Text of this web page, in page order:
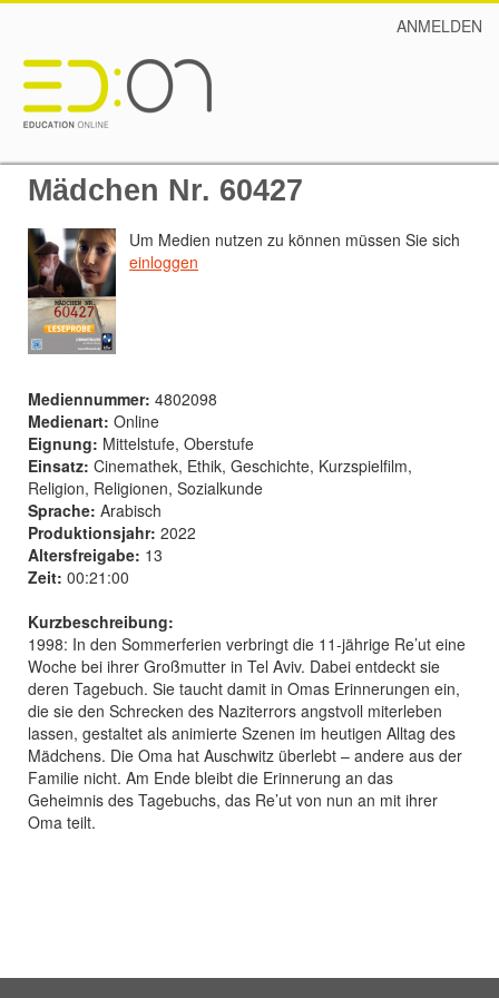
ANMELDEN
Mädchen Nr. 60427
Um Medien nutzen zu können müssen Sie sich
einloggen
Mediennummer: 4802098
Medienart: Online
Eignung: Mittelstufe, Oberstufe
Einsatz: Cinemathek, Ethik, Geschichte, Kurzspielfilm,
Religion, Religionen, Sozialkunde
Sprache: Arabisch
Produktionsjahr: 2022
Altersfreigabe: 13
Zeit: 00:21:00
Kurzbeschreibung:
1998: In den Sommerferien verbringt die 11-jährige Re’ut eine
Woche bei ihrer Großmutter in Tel Aviv. Dabei entdeckt sie
deren Tagebuch. Sie taucht damit in Omas Erinnerungen ein,
die sie den Schrecken des Naziterrors angstvoll miterleben
lassen, gestaltet als animierte Szenen im heutigen Alltag des
Mädchens. Die Oma hat Auschwitz überlebt – andere aus der
Familie nicht. Am Ende bleibt die Erinnerung an das
Geheimnis des Tagebuchs, das Re’ut von nun an mit ihrer
Oma teilt.